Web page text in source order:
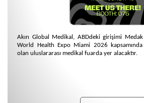
Akın Global Medikal, ABDdeki girişimi
World Health Expo Miami 2026
olan uluslararası medikal fuarda yer alacaktır.